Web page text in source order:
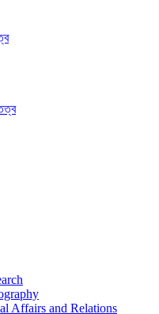
Affairs and Relations